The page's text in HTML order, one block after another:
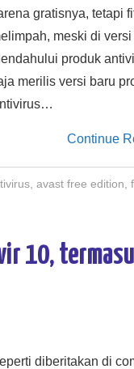
gratisnya, tetapi
meski di
produk
merilis versi baru
Continue
, avast free edition
10,
diberitakan di